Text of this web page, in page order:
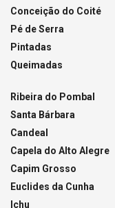
Conceição do Coité
Pé de Serra
Pintadas
Queimadas
Ribeira do Pombal
Santa Bárbara
Candeal
Capela do Alto Alegre
Capim Grosso
Euclides da Cunha
Ichu